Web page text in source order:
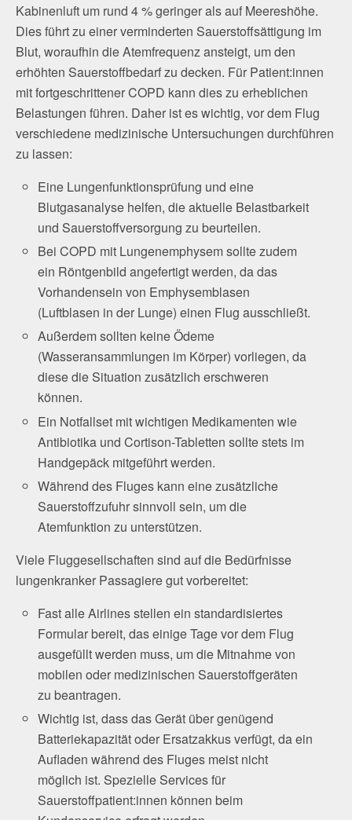
Kabinenluft um rund 4 % geringer als auf Meereshöhe.
Dies führt zu einer verminderten Sauerstoffsättigung im
Blut, woraufhin die Atemfrequenz ansteigt, um den
erhöhten Sauerstoffbedarf zu decken. Für Patient:innen
mit fortgeschrittener COPD kann dies zu erheblichen
Belastungen führen. Daher ist es wichtig, vor dem Flug
verschiedene medizinische Untersuchungen durchführen
zu lassen:
Eine Lungenfunktionsprüfung und eine
Blutgasanalyse helfen, die aktuelle Belastbarkeit
und Sauerstoffversorgung zu beurteilen.
Bei COPD mit Lungenemphysem sollte zudem
ein Röntgenbild angefertigt werden, da das
Vorhandensein von Emphysemblasen
(Luftblasen in der Lunge) einen Flug ausschließt.
Außerdem sollten keine Ödeme
(Wasseransammlungen im Körper) vorliegen, da
diese die Situation zusätzlich erschweren
können.
Ein Notfallset mit wichtigen Medikamenten wie
Antibiotika und Cortison-Tabletten sollte stets im
Handgepäck mitgeführt werden.
Während des Fluges kann eine zusätzliche
Sauerstoffzufuhr sinnvoll sein, um die
Atemfunktion zu unterstützen.
Viele Fluggesellschaften sind auf die Bedürfnisse
lungenkranker Passagiere gut vorbereitet:
Fast alle Airlines stellen ein standardisiertes
Formular bereit, das einige Tage vor dem Flug
ausgefüllt werden muss, um die Mitnahme von
mobilen oder medizinischen Sauerstoffgeräten
zu beantragen.
Wichtig ist, dass das Gerät über genügend
Batteriekapazität oder Ersatzakkus verfügt, da ein
Aufladen während des Fluges meist nicht
möglich ist. Spezielle Services für
Sauerstoffpatient:innen können beim